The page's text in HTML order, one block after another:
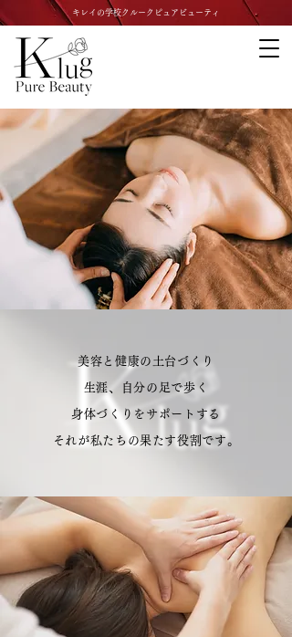
キレイの学校クルークピュアビューティ
美容と健康の土台づくり
生涯、自分の足で歩く
身体づくりをサポートする
それが私たちの果たす役割です。